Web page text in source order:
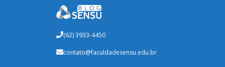
(62) 3933-4450
contato@faculdadesensu.edu.br